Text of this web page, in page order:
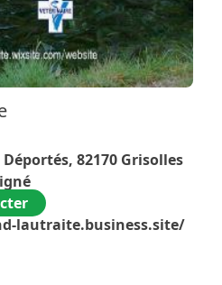
un accueil
amené tous nos animaux
ils sont toujours à
du professionnalisme au
cet établissement.
Déportés, 82170 Grisolles
lautraite.business.site/